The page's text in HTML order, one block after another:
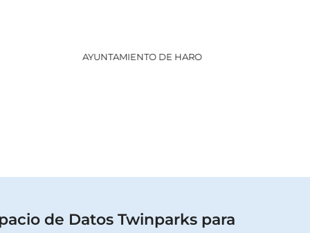
AYUNTAMIENTO DE HARO
de Datos Twinparks para